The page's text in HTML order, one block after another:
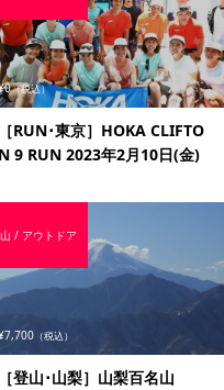
（税込）
［RUN･東京］HOKA CLIFTO
N 9 RUN 2023年2月10日(金)
（税込）
［登山･山梨］山梨百名山
/ アウトドア